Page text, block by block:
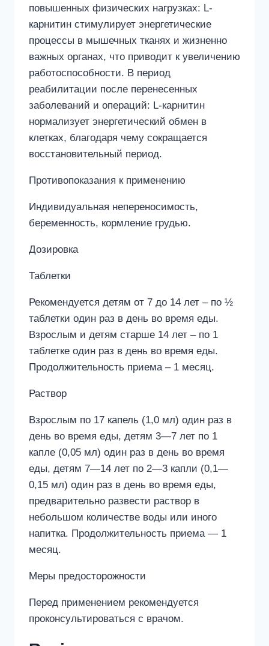
повышенных физических нагрузках: L-
карнитин стимулирует энергетические
процессы в мышечных тканях и жизненно
важных органах, что приводит к увеличению
работоспособности. В период
реабилитации после перенесенных
заболеваний и операций: L-карнитин
нормализует энергетический обмен в
клетках, благодаря чему сокращается
восстановительный период.
Противопоказания к применению
Индивидуальная непереносимость,
беременность, кормление грудью.
Дозировка
Таблетки
Рекомендуется детям от 7 до 14 лет – по ½
таблетки один раз в день во время еды.
Взрослым и детям старше 14 лет – по 1
таблетке один раз в день во время еды.
Продолжительность приема – 1 месяц.
Раствор
Взрослым по 17 капель (1,0 мл) один раз в
день во время еды, детям 3—7 лет по 1
капле (0,05 мл) один раз в день во время
еды, детям 7—14 лет по 2—3 капли (0,1—
0,15 мл) один раз в день во время еды,
предварительно развести раствор в
небольшом количестве воды или иного
напитка. Продолжительность приема — 1
месяц.
Меры предосторожности
Перед применением рекомендуется
проконсультироваться с врачом.